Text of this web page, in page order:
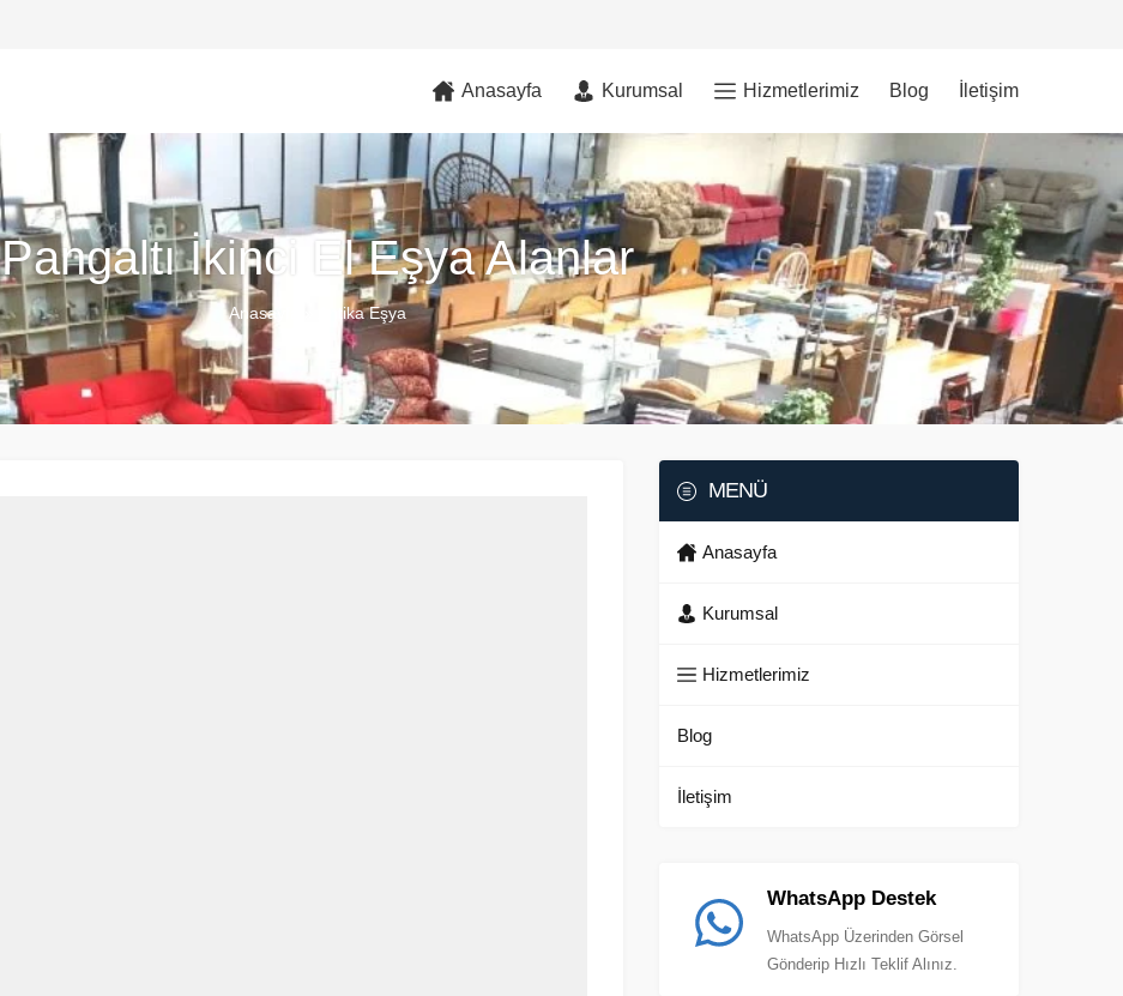
Anasayfa Kurumsal Hizmetlerimiz Blog İletişim
Pangaltı İkinci El Eşya Alanlar
Anasayfa Antika Eşya
MENÜ
Anasayfa
Kurumsal
Hizmetlerimiz
Blog
İletişim
WhatsApp Destek
WhatsApp Üzerinden Görsel
Gönderip Hızlı Teklif Alınız.